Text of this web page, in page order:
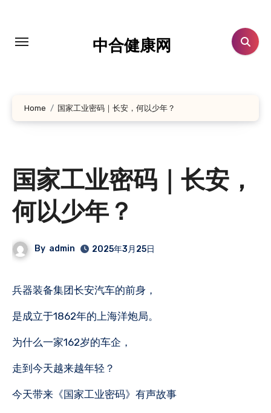
中合健康网
Home 国家工业密码｜长安，何以少年？
国家工业密码｜长安，
何以少年？
By admin 2025年3月25日
兵器装备集团长安汽车的前身，
是成立于1862年的上海洋炮局。
为什么一家162岁的车企，
走到今天越来越年轻？
今天带来《国家工业密码》有声故事